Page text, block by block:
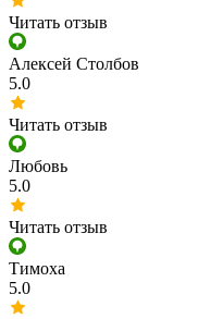
Читать отзыв
Алексей Столбов
5.0
Читать отзыв
Любовь
5.0
Читать отзыв
Тимоха
5.0